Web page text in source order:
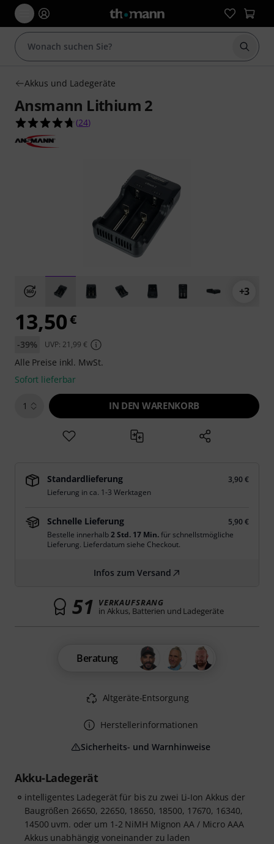
Suche
Akkus und Ladegeräte
Ansmann Lithium 2
4.7 von 5 Sternen aus 24 Kundenbewertungen
(24)
+3
Akku-Ladegerät
intelligentes Ladegerät für bis zu zwei Li-Ion Akkus der
Baugrößen 26650, 22650, 18650, 18500, 17670, 16340,
14500 uvm. oder um 1-2 NiMH Mignon AA / Micro AAA
Akkus unabhängig voneinander zu laden
13,50€
-39% UVP: 21,99 €
Alle Preise inkl. MwSt.
Sofort lieferbar
1 IN DEN WARENKORB
Standardlieferung
3,90 €
Lieferung in ca. 1-3 Werktagen
Schnelle Lieferung
5,90 €
Bestelle innerhalb2 Std. 17 Min.für schnellstmögliche
Lieferung. Lieferdatum siehe Checkout.
Infos zum Versand
51 VERKAUFSRANG
in Akkus, Batterien und Ladegeräte
Beratung
Altgeräte-Entsorgung
Herstellerinformationen
Sicherheits- und Warnhinweise